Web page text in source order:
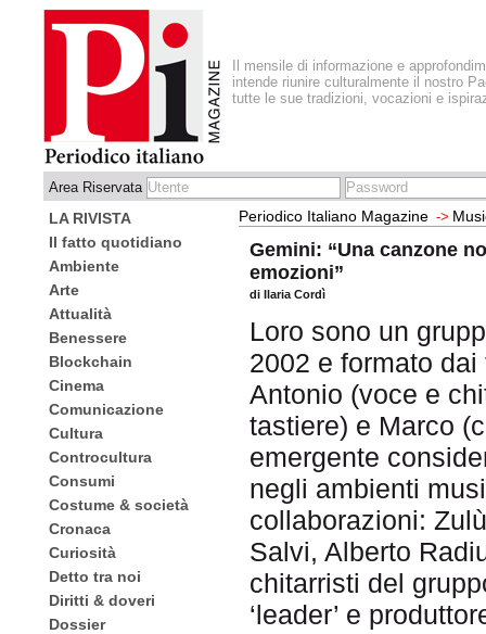
Il mensile di informazione e
intende riunire culturalmente il nostro
tutte le sue tradizioni, vocazioni e
Area Riservata
LA RIVISTA
Il fatto quotidiano
Ambiente
Arte
Attualità
Benessere
Blockchain
Cinema
Comunicazione
Cultura
Controcultura
Consumi
Costume & società
Cronaca
Curiosità
Detto tra noi
Diritti & doveri
Dossier
Periodico Italiano Magazine ->
Gemini: “Una canzone
emozioni”
di Ilaria Cordì
Loro sono un
2002 e formato
Antonio (voce e
tastiere) e Marco
emergente
negli ambienti
collaborazioni:
Salvi, Alberto
chitarristi del
‘leader’ e